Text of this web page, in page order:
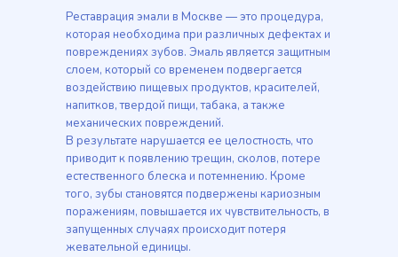
Реставрация эмали в Москве — это процедура,
которая необходима при различных дефектах и
повреждениях зубов. Эмаль является защитным
слоем, который со временем подвергается
воздействию пищевых продуктов, красителей,
напитков, твердой пищи, табака, а также
механических повреждений.
В результате нарушается ее целостность, что
приводит к появлению трещин, сколов, потере
естественного блеска и потемнению. Кроме
того, зубы становятся подвержены кариозным
поражениям, повышается их чувствительность, в
запущенных случаях происходит потеря
жевательной единицы.